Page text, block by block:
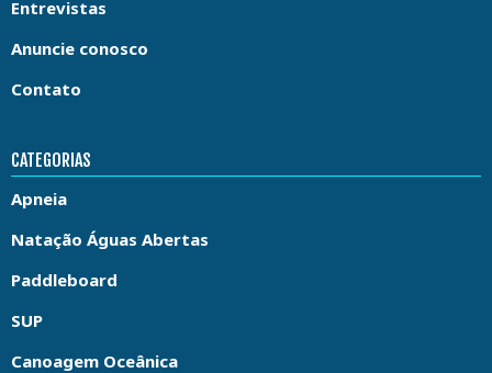
Entrevistas
Anuncie conosco
Contato
CATEGORIAS
Apneia
Natação Águas Abertas
Paddleboard
SUP
Canoagem Oceânica